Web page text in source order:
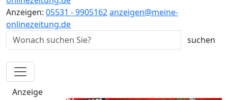
Anzeigen: 05531 - 9905162anzeigen@meine-
onlinezeitung.de
Anzeige